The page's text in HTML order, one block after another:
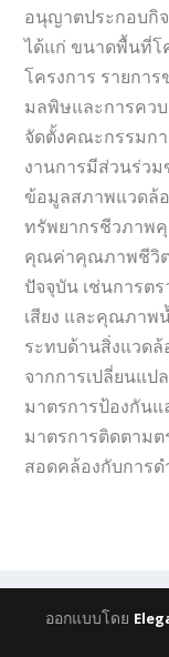
อนุญาตประกอบกิ
ได้แก่ ขนาดพื้นที่โ
โครงการ รายกา
มลพิษและการคว
จัดตั้งคณะกรรมก
งานการมีส่วนร่ว
ข้อมูลสภาพแวดล้
ทรัพยากรชีวภาพ
คุณค่าคุณภาพชีวิต
ปัจจุบัน เช่นการต
เสียง และคุณภาพ
ระทบด้านสิ่งแวด
จากการเปลี่ยนแป
มาตรการป้องกัน
มาตรการติดตาม
สอดคล้องกับการ
ออกแบบโดย